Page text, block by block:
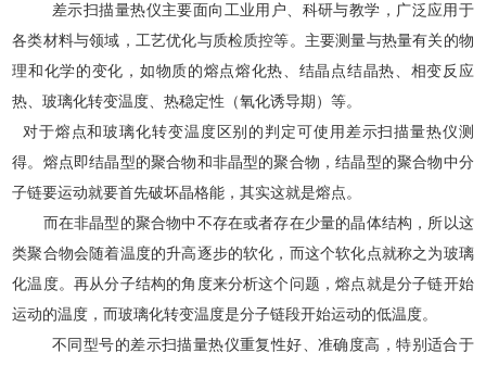
差示扫描量热仪主要面向工业用户、科研与教学，广泛应用于
各类材料与领域，工艺优化与质检质控等。主要测量与热量有关的物
理和化学的变化，如物质的熔点熔化热、结晶点结晶热、相变反应
热、玻璃化转变温度、热稳定性（氧化诱导期）等。
对于熔点和玻璃化转变温度区别的判定可使用差示扫描量热仪测
得。熔点即结晶型的聚合物和非晶型的聚合物，结晶型的聚合物中分
子链要运动就要首先破坏晶格能，其实这就是熔点。
而在非晶型的聚合物中不存在或者存在少量的晶体结构，所以这
类聚合物会随着温度的升高逐步的软化，而这个软化点就称之为玻璃
化温度。再从分子结构的角度来分析这个问题，熔点就是分子链开始
运动的温度，而玻璃化转变温度是分子链段开始运动的低温度。
不同型号的差示扫描量热仪重复性好、准确度高，特别适合于